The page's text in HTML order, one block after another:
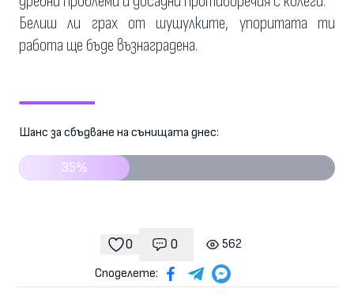
Белиш ли грах от шушулките, упоритата ти
работа ще бъде възнаградена.
Шанс за сбъдване на сънищата днес:
35%
0
харесвания
0
Коментари
562
гледания
Споделете: